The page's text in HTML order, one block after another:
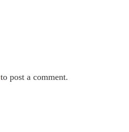
to post a comment.